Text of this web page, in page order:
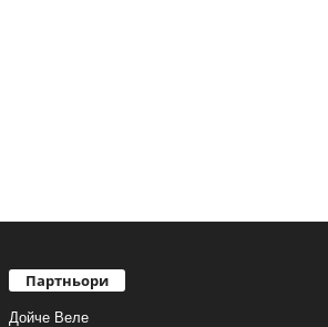
Партньори
Дойче Веле